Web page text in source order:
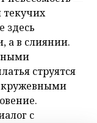
текучих
здесь
а в слиянии.
струятся
кружевными
с